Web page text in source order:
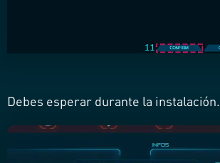
Debes esperar durante la instalación.